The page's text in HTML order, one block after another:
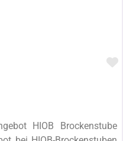
HIOB Brockenstube